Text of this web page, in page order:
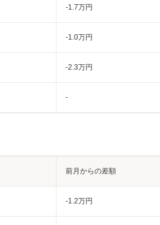
-1.7万円
-1.0万円
-2.3万円
-
前月からの差額
-1.2万円